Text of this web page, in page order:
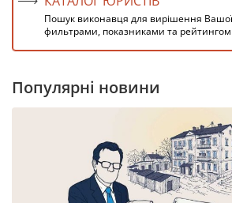
Пошук виконавця для вирішення
фильтрами, показниками та рейтингом
Популярні новини